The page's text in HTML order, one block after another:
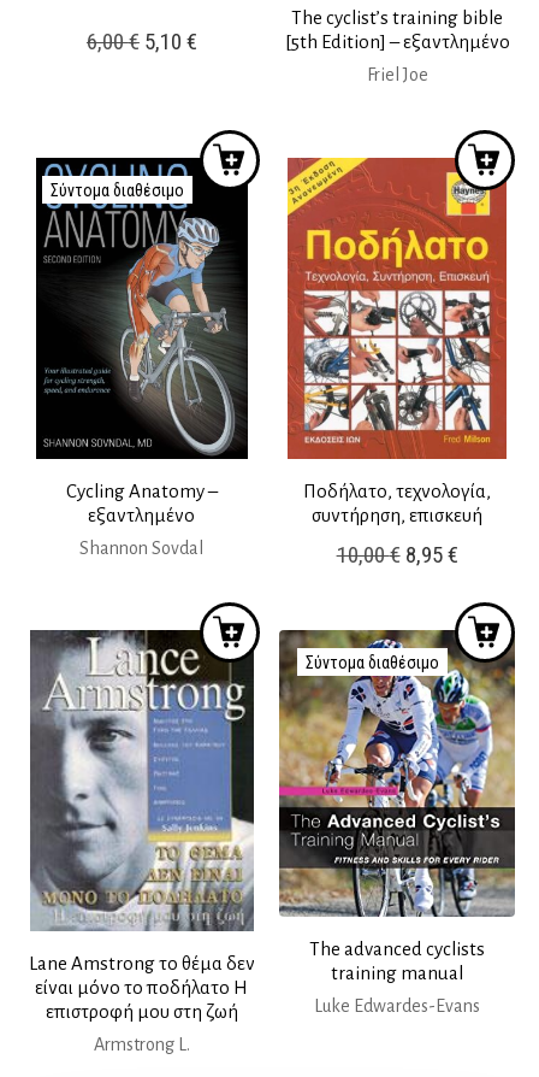
6,00€ Original
5,10 €Η
είναι:
5,10 €.
The cyclist’s training bible
[5th Edition] – εξαντλημένο
Friel Joe
Σύντομα διαθέσιμο
Cycling Anatomy –
εξαντλημένο
Shannon Sovdal
Ποδήλατο, τεχνολογία,
συντήρηση, επισκευή
10,00€ Original
10,00 €.
8,95€Η
τιμή
είναι:
8,95 €.
Lane Amstrong το θέμα δεν
είναι μόνο το ποδήλατο Η
επιστροφή μου στη ζωή
Armstrong L.
Σύντομα διαθέσιμο
The advanced cyclists
training manual
Luke Edwardes-Evans